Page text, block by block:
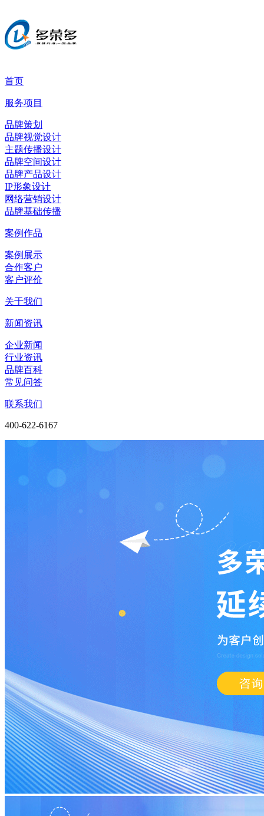
首页
服务项目
品牌策划
品牌视觉设计
主题传播设计
品牌空间设计
品牌产品设计
IP形象设计
网络营销设计
品牌基础传播
案例作品
案例展示
合作客户
客户评价
关于我们
新闻资讯
企业新闻
行业资讯
品牌百科
常见问答
联系我们
400-622-6167